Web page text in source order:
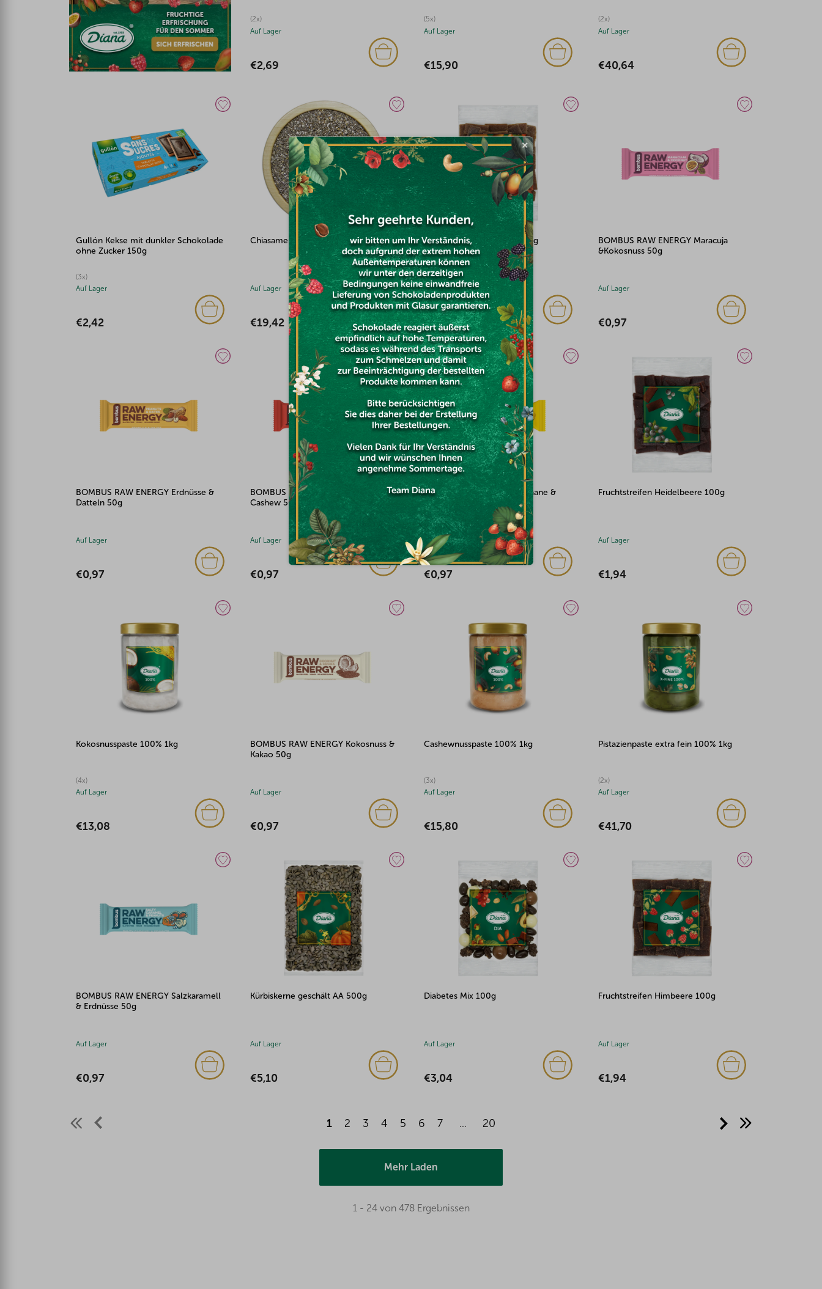
(2x)
Auf Lager
€2,69
(5x)
Auf Lager
€15,90
(2x)
Auf Lager
€40,64
Gullón Kekse mit dunkler Schokolade
ohne Zucker 150g
(3x)
Auf Lager
€2,42
Chiasamen 3kg
Auf Lager
€19,42
Fruchtstreifen Erdbeere 100g
Auf Lager
€1,94
BOMBUS RAW ENERGY Maracuja
&Kokosnuss 50g
Auf Lager
€0,97
BOMBUS RAW ENERGY Erdnüsse &
Datteln 50g
Auf Lager
€0,97
BOMBUS RAW ENERGY Mango &
Cashew 50g
Auf Lager
€0,97
BOMBUS RAW ENERGY Banane &
Kokosnuss 50g
Auf Lager
€0,97
Fruchtstreifen Heidelbeere 100g
Auf Lager
€1,94
Kokosnusspaste 100% 1kg
(4x)
Auf Lager
€13,08
BOMBUS RAW ENERGY Kokosnuss &
Kakao 50g
Auf Lager
€0,97
Cashewnusspaste 100% 1kg
(3x)
Auf Lager
€15,80
Pistazienpaste extra fein 100% 1kg
(2x)
Auf Lager
€41,70
BOMBUS RAW ENERGY Salzkaramell
& Erdnüsse 50g
Auf Lager
€0,97
Kürbiskerne geschält AA 500g
Auf Lager
€5,10
Diabetes Mix 100g
Auf Lager
€3,04
Fruchtstreifen Himbeere 100g
Auf Lager
€1,94
1 2 3 4 5 6 7 ... 20
Mehr Laden
1 - 24 von 478 Ergebnissen
×